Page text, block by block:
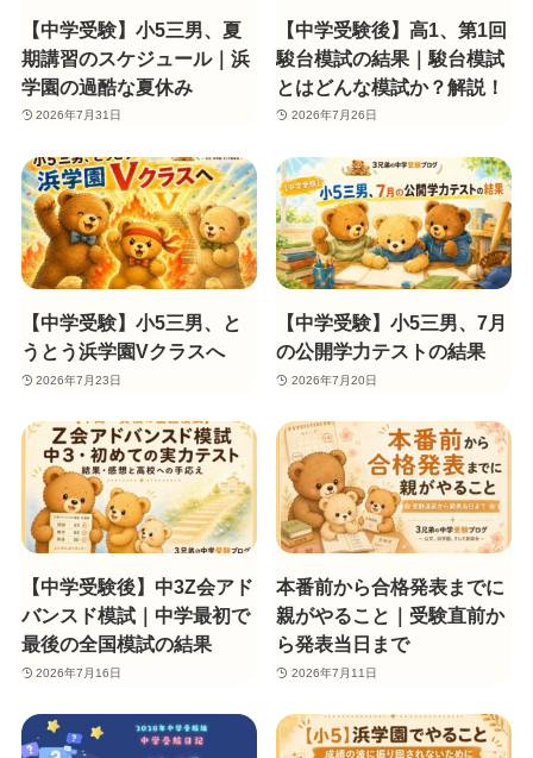
【中学受験】小5三男、夏
期講習のスケジュール｜浜
学園の過酷な夏休み
2026年7月31日
【中学受験後】高1、第1回
駿台模試の結果｜駿台模試
とはどんな模試か？解説！
2026年7月26日
【中学受験】小5三男、と
うとう浜学園Vクラスへ
2026年7月23日
【中学受験】小5三男、7月
の公開学力テストの結果
2026年7月20日
【中学受験後】中3Z会アド
バンスド模試｜中学最初で
最後の全国模試の結果
2026年7月16日
本番前から合格発表までに
親がやること｜受験直前か
ら発表当日まで
2026年7月11日